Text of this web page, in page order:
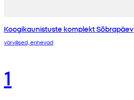
Koogikaunistuste komplekt Sõbrapäev
värvilised, erinevad
1